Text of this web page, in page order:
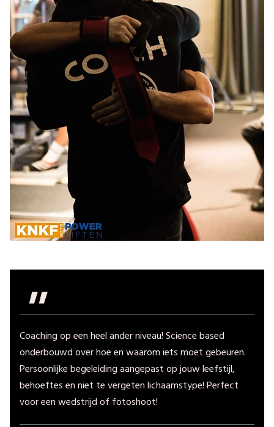
"
Coaching op een heel ander niveau! Science based
onderbouwd over hoe en waarom iets moet gebeuren.
Persoonlijke begeleiding aangepast op jouw leefstijl,
behoeftes en niet te vergeten lichaamstype! Perfect
voor een wedstrijd of fotoshoot!